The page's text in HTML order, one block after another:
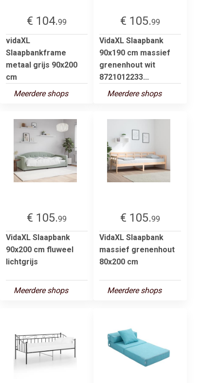
€ 104.99
vidaXL
Slaapbankframe
metaal grijs 90x200
cm
Meerdere shops
€ 105.99
VidaXL Slaapbank
90x190 cm massief
grenenhout wit
8721012233...
Meerdere shops
€ 105.99
VidaXL Slaapbank
90x200 cm fluweel
lichtgrijs
Meerdere shops
€ 105.99
VidaXL Slaapbank
massief grenenhout
80x200 cm
Meerdere shops